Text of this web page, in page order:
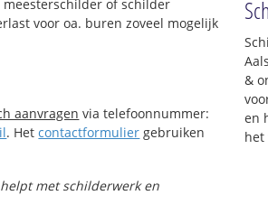
of schilder
voor oa. buren zoveel mogelijk
aanvragen via telefoonnummer:
. Hetcontactformulier gebruiken
met schilderwerk en
&
en
het